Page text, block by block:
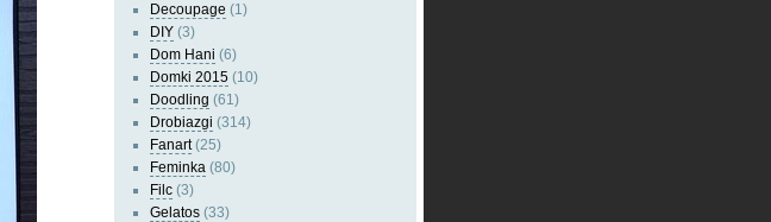
Decoupage (1)
DIY (3)
Dom Hani (6)
Domki 2015 (10)
Doodling (61)
Drobiazgi (314)
Fanart(25)
Feminka (80)
Filc (3)
Gelatos (33)